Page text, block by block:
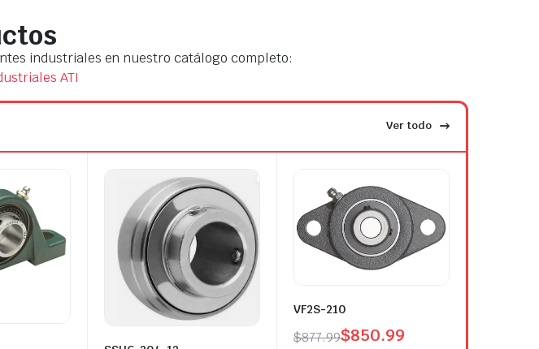
industriales en nuestro catálogo completo:
ATI
Ver todo
VF2S-210
$877.99$850.99